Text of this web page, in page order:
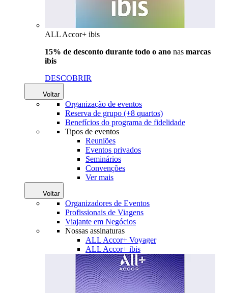
ALL Accor+ ibis
15% de desconto durante todo o ano nas marcas
ibis
DESCOBRIR
Voltar
Organização de eventos
Reserva de grupo (+8 quartos)
Benefícios do programa de fidelidade
Tipos de eventos
Reuniões
Eventos privados
Seminários
Convenções
Ver mais
Voltar
Organizadores de Eventos
Profissionais de Viagens
Viajante em Negócios
Nossas assinaturas
ALL Accor+ Voyager
ALL Accor+ ibis